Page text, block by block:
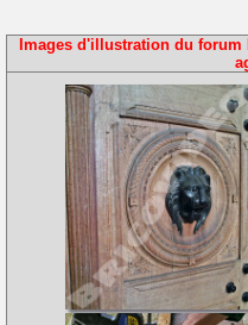
Images d'illustration du